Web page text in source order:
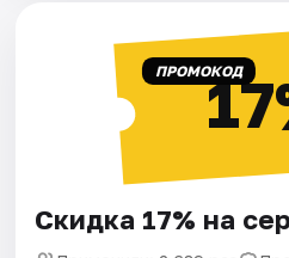
ПРОМОКОД
Скидка 17% на